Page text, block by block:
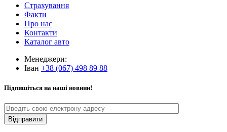
Страхування
Факти
Про нас
Контакти
Каталог авто
Менеджери:
Іван +38 (067) 498 89 88
Підпишіться на наші новини!